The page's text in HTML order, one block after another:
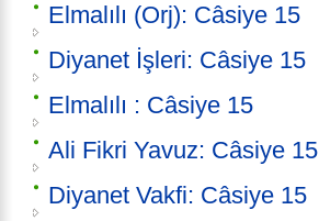
Elmalılı (Orj): Câsiye 15
Diyanet İşleri: Câsiye 15
Elmalılı : Câsiye 15
Ali Fikri Yavuz: Câsiye 15
Diyanet Vakfi: Câsiye 15